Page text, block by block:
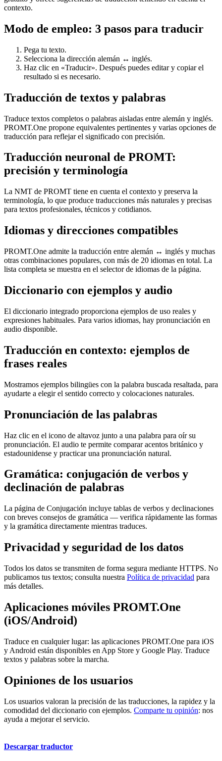
contexto.
Modo de empleo: 3 pasos para traducir
Pega tu texto.
Selecciona la dirección alemán ↔ inglés.
Haz clic en «Traducir». Después puedes editar y copiar el
resultado si es necesario.
Traducción de textos y palabras
Traduce textos completos o palabras aisladas entre alemán y inglés.
PROMT.One propone equivalentes pertinentes y varias opciones de
traducción para reflejar el significado con precisión.
Traducción neuronal de PROMT:
precisión y terminología
La NMT de PROMT tiene en cuenta el contexto y preserva la
terminología, lo que produce traducciones más naturales y precisas
para textos profesionales, técnicos y cotidianos.
Idiomas y direcciones compatibles
PROMT.One admite la traducción entre alemán ↔ inglés y muchas
otras combinaciones populares, con más de 20 idiomas en total. La
lista completa se muestra en el selector de idiomas de la página.
Diccionario con ejemplos y audio
El diccionario integrado proporciona ejemplos de uso reales y
expresiones habituales. Para varios idiomas, hay pronunciación en
audio disponible.
Traducción en contexto: ejemplos de
frases reales
Mostramos ejemplos bilingües con la palabra buscada resaltada, para
ayudarte a elegir el sentido correcto y colocaciones naturales.
Pronunciación de las palabras
Haz clic en el icono de altavoz junto a una palabra para oír su
pronunciación. El audio te permite comparar acentos británico y
estadounidense y practicar una pronunciación natural.
Gramática: conjugación de verbos y
declinación de palabras
La página de Conjugación incluye tablas de verbos y declinaciones
con breves consejos de gramática — verifica rápidamente las formas
y la gramática directamente mientras traduces.
Privacidad y seguridad de los datos
Todos los datos se transmiten de forma segura mediante HTTPS. No
publicamos tus textos; consulta nuestra Política de privacidad para
más detalles.
Aplicaciones móviles PROMT.One
(iOS/Android)
Traduce en cualquier lugar: las aplicaciones PROMT.One para iOS
y Android están disponibles en App Store y Google Play. Traduce
textos y palabras sobre la marcha.
Opiniones de los usuarios
Los usuarios valoran la precisión de las traducciones, la rapidez y la
comodidad del diccionario con ejemplos. Comparte tu opinión: nos
ayuda a mejorar el servicio.
Descargar traductor